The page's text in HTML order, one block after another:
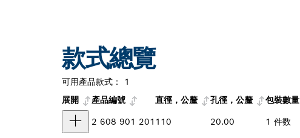
款式總覽
可用產品款式：
1
展開
產品編號 直徑，公釐 孔徑，公釐 包裝數量
2 608 901 201 110 20.00 1 件数